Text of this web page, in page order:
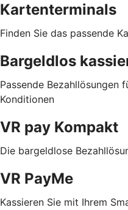
Kartenterminals
Finden Sie das passende
Bargeldlos
Passende Bezahllösungen
Konditionen
VR pay Kompakt
Die bargeldlose
VR PayMe
Kassieren Sie mit Ihrem